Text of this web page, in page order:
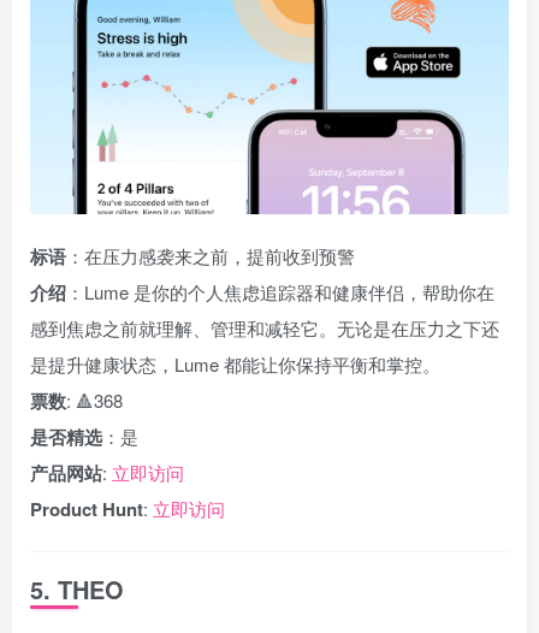
标语 ：在压力感袭来之前，提前收到预警
介绍 ：Lume 是你的个人焦虑追踪器和健康伴侣，帮助你在
感到焦虑之前就理解、管理和减轻它。无论是在压力之下还
是提升健康状态，Lume 都能让你保持平衡和掌控。
票数: 🔺368
是否精选 ：是
产品网站: 立即访问
Product Hunt: 立即访问
5. THEO